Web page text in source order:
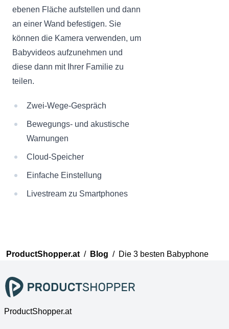
ebenen Fläche aufstellen und dann
an einer Wand befestigen. Sie
können die Kamera verwenden, um
Babyvideos aufzunehmen und
diese dann mit Ihrer Familie zu
teilen.
Zwei-Wege-Gespräch
Bewegungs- und akustische
Warnungen
Cloud-Speicher
Einfache Einstellung
Livestream zu Smartphones
ProductShopper.at / Blog / Die 3 besten Babyphone
ProductShopper.at